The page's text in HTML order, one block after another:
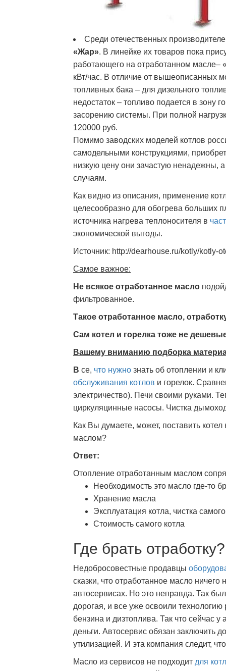
Среди отечественных
«Жар». В линейке их товаров пока
работающего на отработанном
кВт/час. В отличие от вышеописанных
топливных бака – для дизельного
недостаток – топливо подается в зону
засорению системы. При полной
120000 руб.
Помимо заводских моделей котлов
самодельными конструкциями,
низкую цену они зачастую ненадежны,
случаям.
Как видно из описания, применение
целесообразно для обогрева больших
источника нагрева теплоносителя в
экономической выгоды.
Источник: http://dearhouse.ru/kotly/kotly-
Самое важное:
Не всякое отработанное масло
фильтрованное.
Такое отработанное масло,
Сам котел и горелка тоже не
Вашему вниманию подборка
В се, что нужно знать об отоплении и
обслуживания котлов и горелок.
электричество). Печи своими руками.
циркуляцинные насосы. Чистка
Как Вы думаете, может, поставить
маслом?
Ответ:
Отопление отработанным маслом
Необходимость это масло где-то
Хранение масла
Эксплуатация котла, чистка
Стоимость самого котла
Где брать отработку?
Недобросовестные продавцы
сказки, что отработанное масло ничего
автосервисах. Но это неправда. Так
дорогая, и все уже освоили
бензина и дизтоплива. Так что сейчас
деньги. Автосервис обязан заключить
утилизацией. И эта компания следит,
Масло из сервисов не подходит для